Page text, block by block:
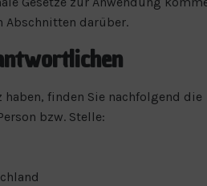
Abschnitten darüber.
finden Sie nachfolgend die
bzw. Stelle: